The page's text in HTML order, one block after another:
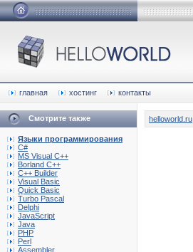
главная хостинг контакты
Смотрите также
Языки программирования
C#
MS Visual C++
Borland C++
C++ Builder
Visual Basic
Quick Basic
Turbo Pascal
Delphi
JavaScript
Java
PHP
Perl
Assembler
helloworld.ru